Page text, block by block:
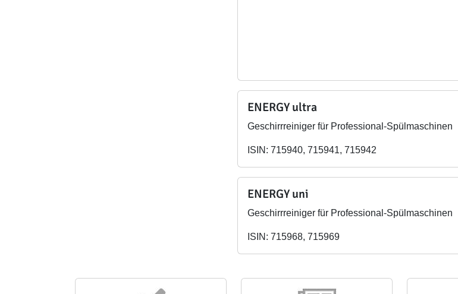
ENERGY ultra
Geschirrreiniger für Professional-Spülmaschinen
ISIN: 715940, 715941, 715942
ENERGY uni
Geschirrreiniger für Professional-Spülmaschinen
ISIN: 715968, 715969